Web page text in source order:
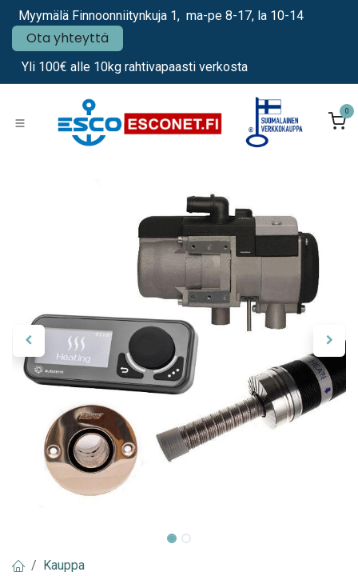
Siirry sisältöön
Myymälä Finnoonniitynkuja 1, ma-pe 8-17, la 10-14
Ota yhteyttä
Yli 100€ alle 10kg rahtivapaasti verkosta
0
Kauppa